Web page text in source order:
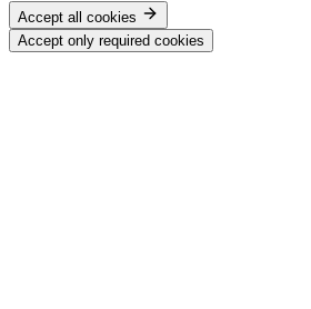
Accept all cookies
Accept only required cookies